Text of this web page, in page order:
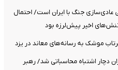
عادی‌سازی جنگ با ایران است/ احتمال
موشک به رسانه‌های معاند در یزد
دچار اشتباه محاسباتی شد/ رهبر